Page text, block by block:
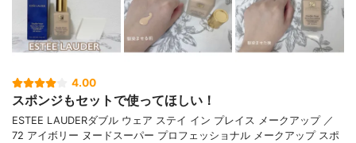
4.00
スポンジもセットで使ってほしい！
ESTEE LAUDERダブル ウェア ステイ イン プレイス メークアップ ／
72 アイボリー ヌードスーパー プロフェッショナル メークアップ スポ